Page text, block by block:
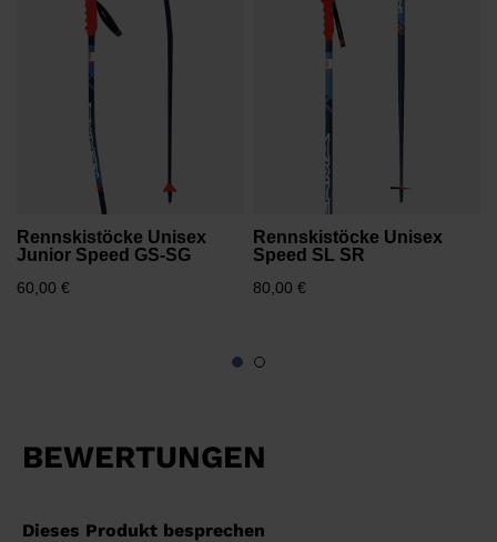
for
United
States
Rennskistöcke Unisex
Junior Speed GS-SG
60,00 €
Rennskistöcke Unisex
Speed SL SR
80,00 €